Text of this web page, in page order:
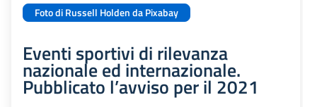
Foto di Russell Holden da Pixabay
Eventi sportivi di rilevanza
nazionale ed internazionale.
Pubblicato l’avviso per il 2021